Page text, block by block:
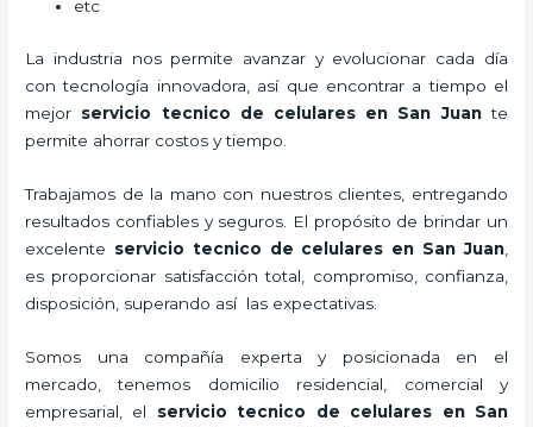
etc
La industria nos permite avanzar y evolucionar cada día
con tecnología innovadora, así que encontrar a tiempo el
mejor servicio tecnico de celulares en San Juante
permite ahorrar costos y tiempo.
Trabajamos de la mano con nuestros clientes, entregando
resultados confiables y seguros. El propósito de brindar un
excelente servicio tecnico de celulares en San Juan,
es proporcionar satisfacción total, compromiso, confianza,
disposición, superando así las expectativas.
Somos una compañía experta y posicionada en el
mercado, tenemos domicilio residencial, comercial y
empresarial, el servicio tecnico de celulares en San